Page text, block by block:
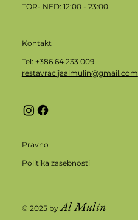
TOR- NED: 12:00 - 23:00
Kontakt
Tel: +386 64 233 009
restavracijaalmulin@gmail.com
Pravno
Politika zasebnosti
© 2025 byAl Mulin